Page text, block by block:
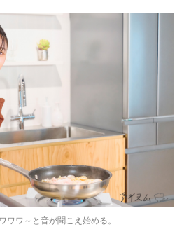
ワワ～と音が聞こえ始める。